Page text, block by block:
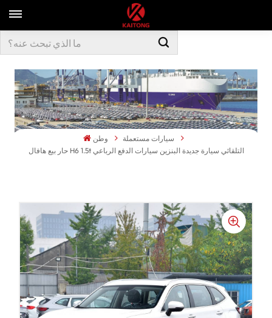
وطن
سيارات مستعملة
حار بيع هافال H6 1.5t التلقائي سيارة جديدة البنزين سيارات الدفع الرباعي